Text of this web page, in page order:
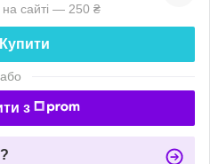
сайті — 250 ₴
Купити
або
з